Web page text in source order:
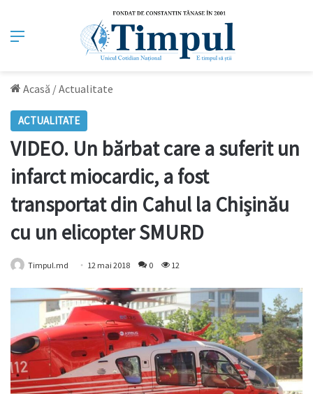
Meniu
Acasă /Actualitate
ACTUALITATE
VIDEO. Un bărbat care a suferit un
infarct miocardic, a fost
transportat din Cahul la Chișinău
cu un elicopter SMURD
Timpul.md 12 mai 2018 0 12